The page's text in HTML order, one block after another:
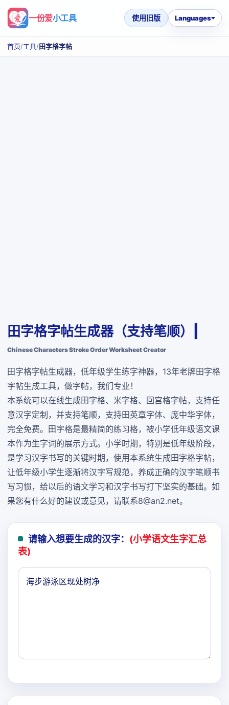
一份爱小工具 使用旧版 Languages
首页/工具/田字格字帖
田字格字帖生成器（支持笔顺）|
Chinese Characters Stroke Order Worksheet Creator
田字格字帖生成器，低年级学生练字神器，13年老牌田字格
字帖生成工具，做字帖，我们专业！
本系统可以在线生成田字格、米字格、回宫格字帖，支持任
意汉字定制，并支持笔顺，支持田英章字体、庞中华字体，
完全免费。田字格是最精简的练习格，被小学低年级语文课
本作为生字词的展示方式。小学时期，特别是低年级阶段，
是学习汉字书写的关键时期，使用本系统生成田字格字帖，
让低年级小学生逐渐将汉字写规范，养成正确的汉字笔顺书
写习惯，给以后的语文学习和汉字书写打下坚实的基础。如
果您有什么好的建议或意见，请联系8@an2.net。
请输入想要生成的汉字： (小学语文生字汇总
表)